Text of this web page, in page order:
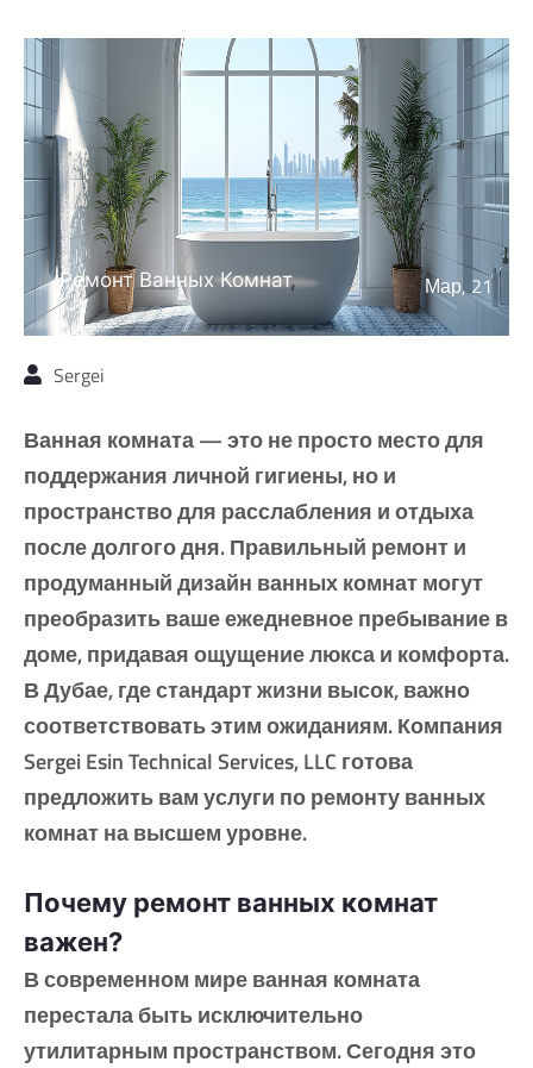
Ремонт Ванных Комнат,
Ремонт Домов,Ремонт
Квартир
Мар, 21
Sergei
Ванная комната — это не просто место для
поддержания личной гигиены, но и
пространство для расслабления и отдыха
после долгого дня. Правильный ремонт и
продуманный дизайн ванных комнат могут
преобразить ваше ежедневное пребывание в
доме, придавая ощущение люкса и комфорта.
В Дубае, где стандарт жизни высок, важно
соответствовать этим ожиданиям. Компания
Sergei Esin Technical Services, LLC готова
предложить вам услуги по ремонту ванных
комнат на высшем уровне.
Почему ремонт ванных комнат
важен?
В современном мире ванная комната
перестала быть исключительно
утилитарным пространством. Сегодня это